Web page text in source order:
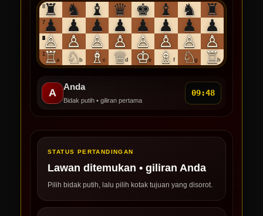
♜
8 ♞ ♝ ♛ ♚ ♝ ♞
♜
♟
7 ♟ ♟ ♟ ♟ ♟ ♟ ♟
6
5
4
3♙
2 ♙ ♙ ♙ ♙ ♙ ♙
♙
♖
1
a
♘b ♗c ♕d ♔e ♗f ♘g ♖h
A Anda
Bidak putih • giliran pertama
09:46
STATUS PERTANDINGAN
Lawan ditemukan • giliran Anda
Pilih bidak putih, lalu pilih kotak tujuan yang disorot.